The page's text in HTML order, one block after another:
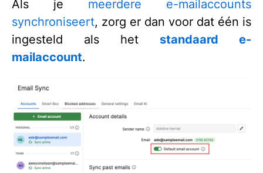
Als je meerdere e-mailaccounts
synchroniseert, zorg er dan voor dat één is
ingesteld als het standaard e-
mailaccount.